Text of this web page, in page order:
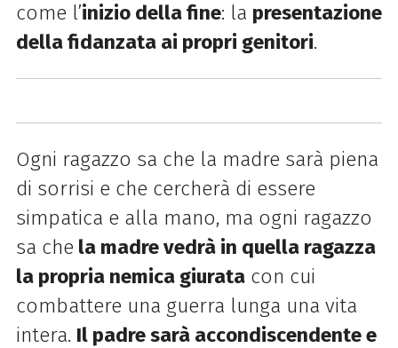
come l’inizio della fine: la presentazione
della fidanzata ai propri genitori.
Ogni ragazzo sa che la madre sarà piena
di sorrisi e che cercherà di essere
simpatica e alla mano, ma ogni ragazzo
sa che la madre vedrà in quella ragazza
la propria nemica giuratacon cui
combattere una guerra lunga una vita
intera. Il padre sarà accondiscendente e